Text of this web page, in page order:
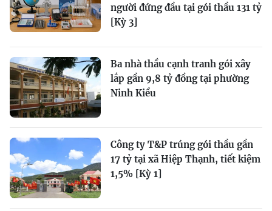
người đứng đầu tại gói thầu 131 tỷ
[Kỳ 3]
Ba nhà thầu cạnh tranh gói xây
lắp gần 9,8 tỷ đồng tại phường
Ninh Kiều
Công ty T&P trúng gói thầu gần
17 tỷ tại xã Hiệp Thạnh, tiết kiệm
1,5% [Kỳ 1]